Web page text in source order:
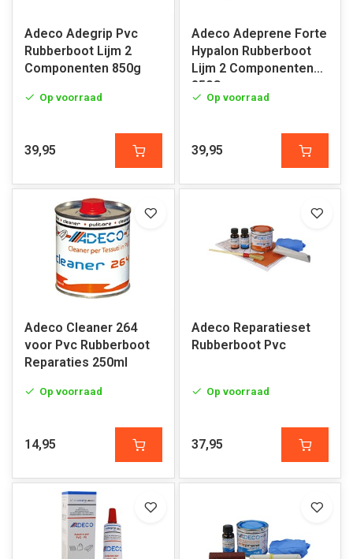
Adeco Adegrip Pvc
Rubberboot Lijm 2
Componenten 850g
Op voorraad
39,95
Adeco Adeprene Forte
Hypalon Rubberboot
Lijm 2 Componenten
850G
Op voorraad
39,95
Adeco Cleaner 264
voor Pvc Rubberboot
Reparaties 250ml
Op voorraad
14,95
Adeco Reparatieset
Rubberboot Pvc
Op voorraad
37,95